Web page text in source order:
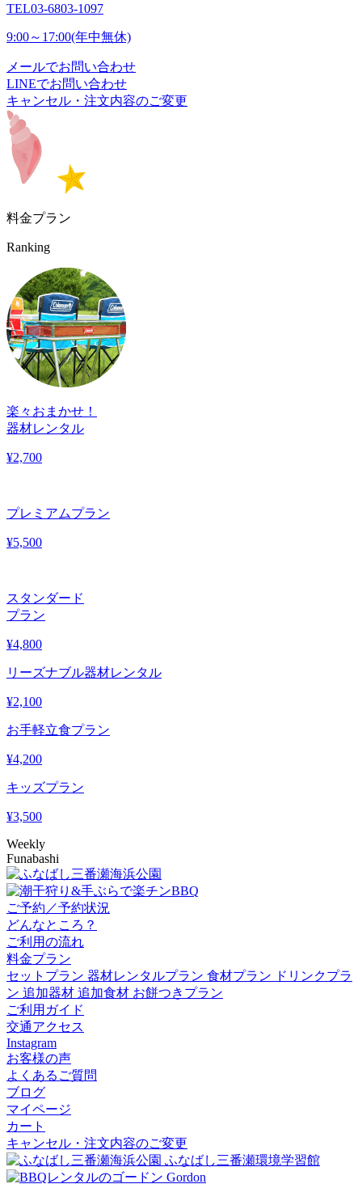
TEL03-6803-1097
9:00～17:00(年中無休)
メールでお問い合わせ
LINEでお問い合わせ
キャンセル・注文内容のご変更
料金プラン
Ranking
楽々おまかせ！
器材レンタル
¥2,700
プレミアムプラン
¥5,500
スタンダード
プラン
¥4,800
リーズナブル器材レンタル
¥2,100
お手軽立食プラン
¥4,200
キッズプラン
¥3,500
Weekly
Funabashi
ご予約／予約状況
どんなところ？
ご利用の流れ
料金プラン
セットプラン 器材レンタルプラン 食材プラン ドリンクプラ
ン 追加器材 追加食材 お餅つきプラン
ご利用ガイド
交通アクセス
Instagram
お客様の声
よくあるご質問
ブログ
マイページ
カート
キャンセル・注文内容のご変更